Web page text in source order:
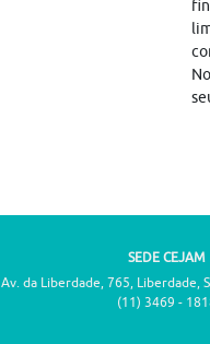
SEDE CEJAM
Av. da Liberdade, 765, Liberdade,
(11) 3469 -